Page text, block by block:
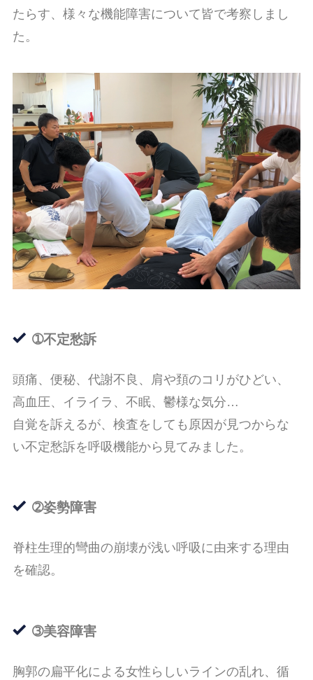
たらす、様々な機能障害について皆で考察しまし
た。
➀不定愁訴
頭痛、便秘、代謝不良、肩や頚のコリがひどい、
高血圧、イライラ、不眠、鬱様な気分…
自覚を訴えるが、検査をしても原因が見つからな
い不定愁訴を呼吸機能から見てみました。
➁姿勢障害
脊柱生理的彎曲の崩壊が浅い呼吸に由来する理由
を確認。
➂美容障害
胸郭の扁平化による女性らしいラインの乱れ、循